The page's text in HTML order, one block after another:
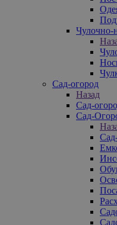
Чулочно-
Сад-огород
Назад
Сад-
Сад-